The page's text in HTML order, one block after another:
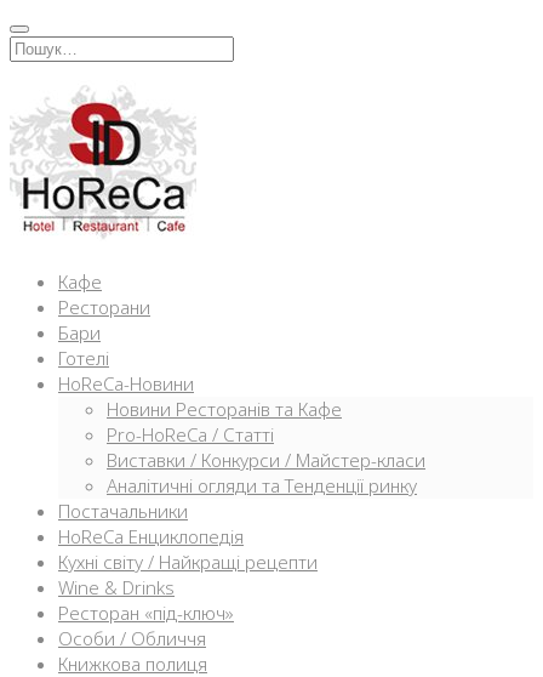
Перейти
кИскать:
Кафе
Ресторани
Бари
Готелі
HoReCa-Новини
Новини Ресторанів та Кафе
Pro-HoReCa / Статті
Виставки / Конкурси / Майстер-класи
Аналітичні огляди та Тенденції ринку
Постачальники
HoReCa Енциклопедія
Кухні світу / Найкращі рецепти
Wine & Drinks
Ресторан «під-ключ»
Особи / Обличчя
Книжкова полиця